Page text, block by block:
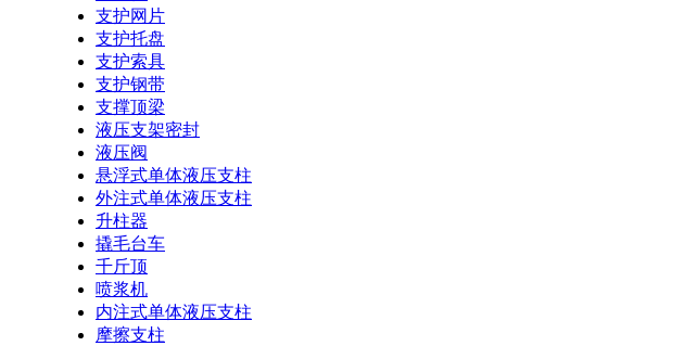
支护网片
支护托盘
支护索具
支护钢带
支撑顶梁
液压支架密封
液压阀
悬浮式单体液压支柱
外注式单体液压支柱
升柱器
撬毛台车
千斤顶
喷浆机
内注式单体液压支柱
摩擦支柱